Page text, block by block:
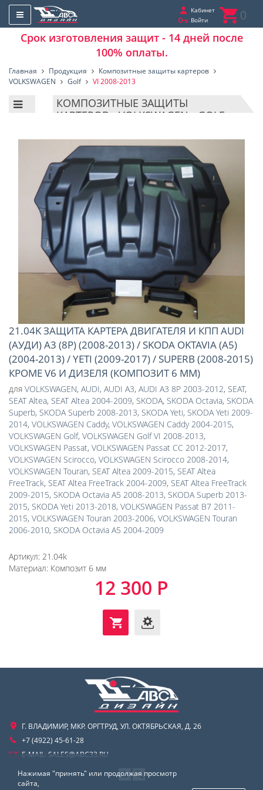
Кабинет
Войти
0
Срок изготовления защит - 14 дней после
100% оплаты.
Главная Продукция
Композитные защиты картеров
VOLKSWAGEN
Golf VI 2008-2013
КОМПОЗИТНЫЕ ЗАЩИТЫ
КАРТЕРОВ - VOLKSWAGEN - GOLF -
21.04K ЗАЩИТА КАРТЕРА ДВИГАТЕЛЯ И КПП AUDI
(АУДИ) A3 (8P) (2008-2013) / SKODA OKTAVIA (A5)
(2004-2013) / YETI (2009-2017) / SUPERB (2008-2015)
КРОМЕ V6 И ДИЗЕЛЯ (КОМПОЗИТ 6 ММ)
для VOLKSWAGEN, AUDI, AUDI A3, AUDI A3 8P 2003-2012, SEAT,
SEAT Altea, SEAT Altea 2004-2009, SKODA, SKODA Octavia, SKODA
Superb, SKODA Superb 2008-2013, SKODA Yeti, SKODA Yeti 2009-
2014, VOLKSWAGEN Caddy, VOLKSWAGEN Caddy 2004-2015,
VOLKSWAGEN Golf, VOLKSWAGEN Golf VI 2008-2013,
VOLKSWAGEN Passat, VOLKSWAGEN Passat CC 2012-2017,
VOLKSWAGEN Scirocco, VOLKSWAGEN Scirocco 2008-2014,
VOLKSWAGEN Touran, SEAT Altea 2009-2015, SEAT Altea
FreeTrack, SEAT Altea FreeTrack 2004-2009, SEAT Altea FreeTrack
2009-2015, SKODA Octavia A5 2008-2013, SKODA Superb 2013-
2015, SKODA Yeti 2013-2018, VOLKSWAGEN Passat B7 2011-
2015, VOLKSWAGEN Touran 2003-2006, VOLKSWAGEN Touran
2006-2010, SKODA Octavia A5 2004-2009
Артикул: 21.04k
Материал: Композит 6 мм
12 300 Р
Г. ВЛАДИМИР, МКР. ОРГТРУД, УЛ. ОКТЯБРЬСКАЯ, Д. 26
+7 (4922) 45-61-28
E-MAIL: SALES@ABC33.RU
Нажимая "принять" или продолжая просмотр
сайта,